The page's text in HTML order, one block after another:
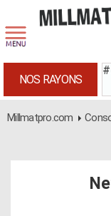
NOS RAYONS
Millmatpro.com